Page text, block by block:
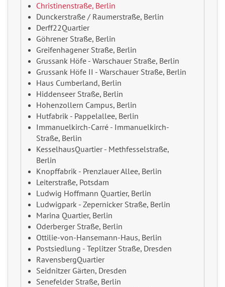
Christinenstraße, Berlin
Dunckerstraße / Raumerstraße, Berlin
Derff22Quartier
Göhrener Straße, Berlin
Greifenhagener Straße, Berlin
Grussank Höfe - Warschauer Straße, Berlin
Grussank Höfe II - Warschauer Straße, Berlin
Haus Cumberland, Berlin
Hiddenseer Straße, Berlin
Hohenzollern Campus, Berlin
Hutfabrik - Pappelallee, Berlin
Immanuelkirch-Carré - Immanuelkirch-
Straße, Berlin
KesselhausQuartier - Methfesselstraße,
Berlin
Knopffabrik - Prenzlauer Allee, Berlin
Leiterstraße, Potsdam
Ludwig Hoffmann Quartier, Berlin
Ludwigpark - Zepernicker Straße, Berlin
Marina Quartier, Berlin
Oderberger Straße, Berlin
Ottilie-von-Hansemann-Haus, Berlin
Postsiedlung - Teplitzer Straße, Dresden
RavensbergQuartier
Seidnitzer Gärten, Dresden
Senefelder Straße, Berlin